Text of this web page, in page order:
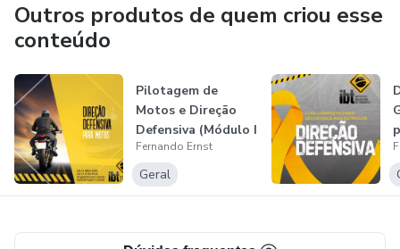
Segurança, Direção Defensiva, Pilotagem, Condução
Segura.
O Instituto Brasileiro de Trânsito promove e desenvolve
ensino inovador e criativo.
Atua no desenvolvimento de soluções, orientando a
população quanto à responsabilidade, ao respeito e
Outros produtos de quem criou esse
conteúdo
Pilotagem de
Motos e Direção
Defensiva (Módulo I
- Comportam...
Fernando Ernst
Geral